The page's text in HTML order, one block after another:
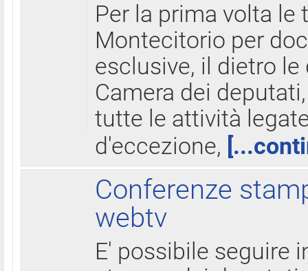
Per la prima volta le
Montecitorio per
esclusive, il dietro
Camera dei
tutte le attività
d'eccezione,
Conferenze
webtv
E' possibile seguire